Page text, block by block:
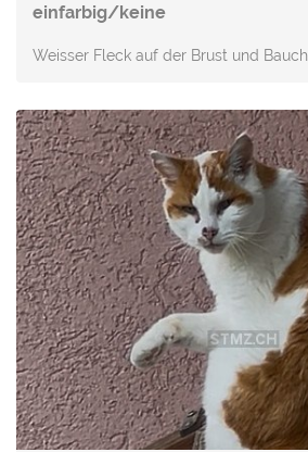
einfarbig/keine
Weisser Fleck auf der Brust und Bauch